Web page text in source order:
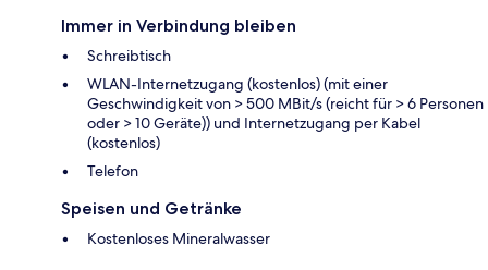
Immer in Verbindung bleiben
Schreibtisch
WLAN-Internetzugang (kostenlos) (mit einer
Geschwindigkeit von > 500 MBit/s (reicht für > 6 Personen
oder > 10 Geräte)) und Internetzugang per Kabel
(kostenlos)
Telefon
Speisen und Getränke
Kostenloses Mineralwasser